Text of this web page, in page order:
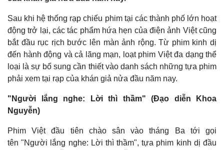
Sau khi hệ thống rạp chiếu phim tại các thành phố lớn hoạt
động trở lại, các tác phẩm hứa hẹn của điện ảnh Việt cũng
bắt đầu rục rịch bước lên màn ảnh rộng. Từ phim kinh dị
đến hành động và cả lãng mạn, loạt phim Việt đa dạng thể
loại là sự bổ sung cần thiết vào danh sách những tựa phim
phải xem tại rạp của khán giả nửa đầu năm nay.
"Người lắng nghe: Lời thì thầm" (Đạo diễn Khoa
Nguyễn)
Phim Việt đầu tiên chào sân vào tháng Ba tới gọi
tên "Người lắng nghe: Lời thì thầm", tựa phim kinh dị đầu